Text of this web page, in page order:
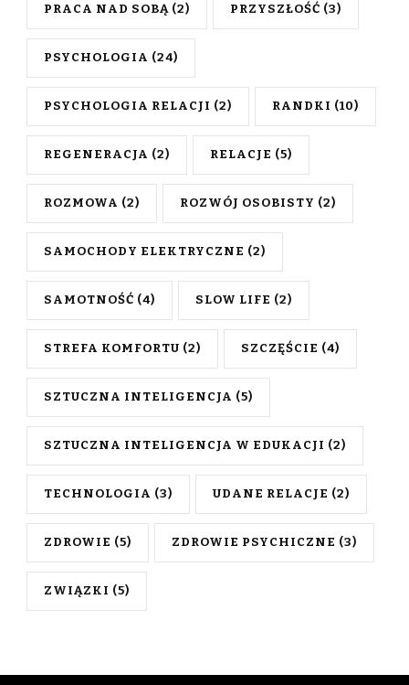
PRACA NAD SOBĄ (2) PRZYSZŁOŚĆ (3)
PSYCHOLOGIA (24)
PSYCHOLOGIA RELACJI (2) RANDKI (10)
REGENERACJA (2) RELACJE (5)
ROZMOWA (2) ROZWÓJ OSOBISTY (2)
SAMOCHODY ELEKTRYCZNE (2)
SAMOTNOŚĆ (4) SLOW LIFE (2)
STREFA KOMFORTU (2) SZCZĘŚCIE (4)
SZTUCZNA INTELIGENCJA (5)
SZTUCZNA INTELIGENCJA W EDUKACJI (2)
TECHNOLOGIA (3) UDANE RELACJE (2)
ZDROWIE (5) ZDROWIE PSYCHICZNE (3)
ZWIĄZKI (5)